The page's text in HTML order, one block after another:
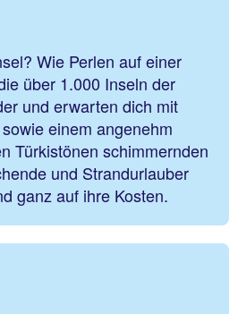
Wie Perlen auf einer
über 1.000 Inseln der
und erwarten dich mit
einem angenehm
Türkistönen schimmernden
und Strandurlauber
ganz auf ihre Kosten.